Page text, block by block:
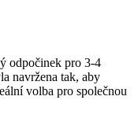
odpočinek pro 3-4
navržena tak, aby
volba pro společnou